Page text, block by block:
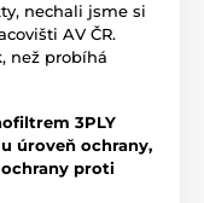
nechali jsme si
AV ČR.
než probíhá
3PLY
úroveň ochrany,
proti